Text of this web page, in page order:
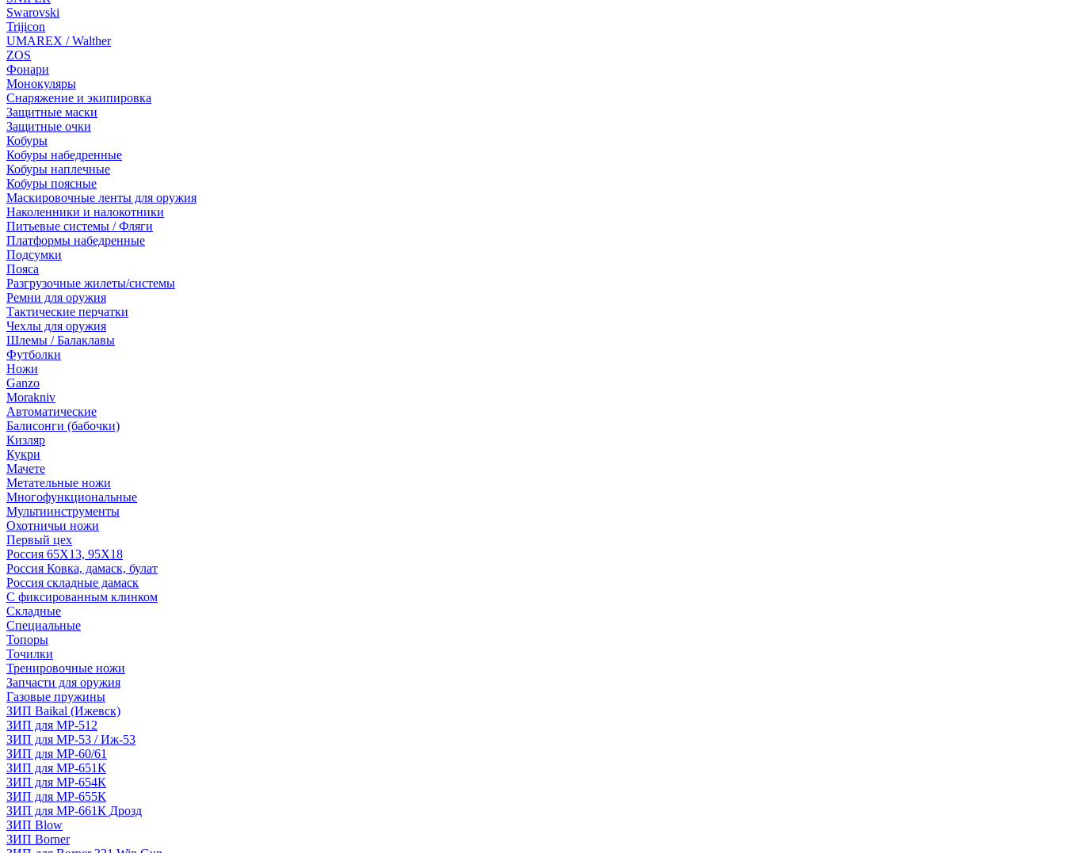
Swarovski
Trijicon
UMAREX / Walther
ZOS
Фонари
Монокуляры
Снаряжение и экипировка
Защитные маски
Защитные очки
Кобуры
Кобуры набедренные
Кобуры наплечные
Кобуры поясные
Маскировочные ленты для оружия
Наколенники и налокотники
Питьевые системы / Фляги
Платформы набедренные
Подсумки
Пояса
Разгрузочные жилеты/системы
Ремни для оружия
Тактические перчатки
Чехлы для оружия
Шлемы / Балаклавы
Футболки
Ножи
Ganzo
Morakniv
Автоматические
Балисонги (бабочки)
Кизляр
Кукри
Мачете
Метательные ножи
Многофункциональные
Мультиинструменты
Охотничьи ножи
Первый цех
Россия 65Х13, 95Х18
Россия Ковка, дамаск, булат
Россия складные дамаск
С фиксированным клинком
Складные
Специальные
Топоры
Точилки
Тренировочные ножи
Запчасти для оружия
Газовые пружины
ЗИП Baikal (Ижевск)
ЗИП для МР-512
ЗИП для МР-53 / Иж-53
ЗИП для МР-60/61
ЗИП для МР-651К
ЗИП для МР-654К
ЗИП для МР-655К
ЗИП для МР-661К Дрозд
ЗИП Blow
ЗИП Borner